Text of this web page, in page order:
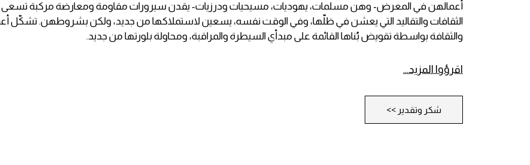
أعمالهن في المعرض- وهن مسلمات، يهوديات، مسيحيات ودرزيات- يقدن سيرورات مقاومة ومعارضة مركبة تسعى
الثقافات والتقاليد التي يعشن في ظلّها، وفي الوقت نفسه، يسعين لاستملاكها من جديد، ولكن بشروطهن. تشكّل
والثقافة بواسطة تقويض بُناها القائمة على مبدأي السيطرة والمراقبة، ومحاولة بلورتها من جديد.
اقرؤوا المزيد…
شكر وتقدير >>